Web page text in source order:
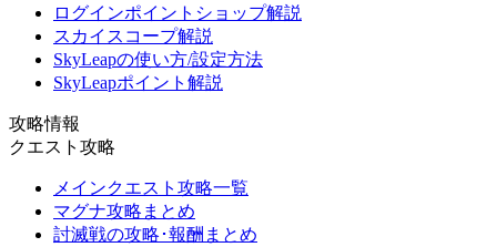
ログインポイントショップ解説
スカイスコープ解説
SkyLeapの使い方/設定方法
SkyLeapポイント解説
攻略情報
クエスト攻略
メインクエスト攻略一覧
マグナ攻略まとめ
討滅戦の攻略･報酬まとめ